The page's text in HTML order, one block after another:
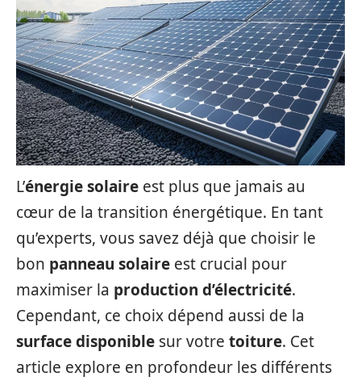
L’énergie solaire est plus que jamais au
cœur de la transition énergétique. En tant
qu’experts, vous savez déjà que choisir le
bon panneau solaire est crucial pour
maximiser la production d’électricité.
Cependant, ce choix dépend aussi de la
surface disponible sur votre toiture. Cet
article explore en profondeur les différents